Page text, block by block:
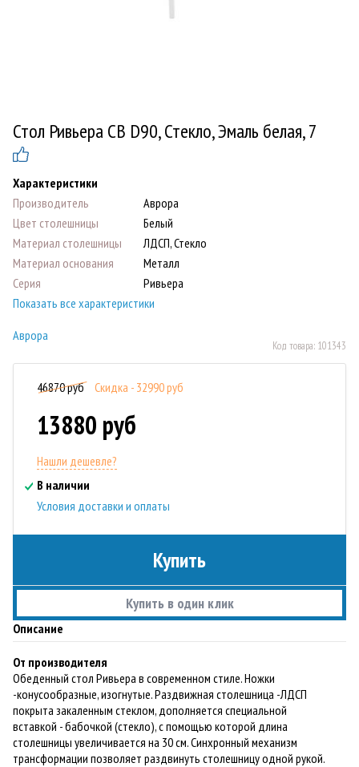
Стол Ривьера СВ D90, Стекло, Эмаль белая, 7
Характеристики
Производитель
Аврора
Цвет столешницы
Белый
Материал столешницы
ЛДСП, Стекло
Материал основания
Металл
Серия
Ривьера
Показать все характеристики
Аврора
Код товара: 101343
46870 руб Скидка - 32990 руб
13880 руб
Нашли дешевле?
В наличии
Условия доставки и оплаты
Купить
Купить в один клик
Описание
От производителя
Обеденный стол Ривьера в современном стиле. Ножки
-конусообразные, изогнутые. Раздвижная столешница -ЛДСП
покрыта закаленным стеклом, дополняется специальной
вставкой - бабочкой (стекло), с помощью которой длина
столешницы увеличивается на 30 см. Синхронный механизм
трансформации позволяет раздвинуть столешницу одной рукой.